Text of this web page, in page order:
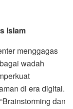
Islam
menggagas
wadah
di era digital.
dan